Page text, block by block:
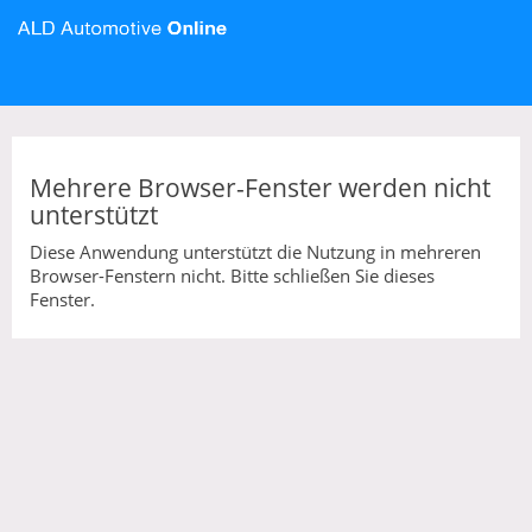
Mehrere Browser-Fenster werden nicht
unterstützt
Diese Anwendung unterstützt die Nutzung in mehreren
Browser-Fenstern nicht. Bitte schließen Sie dieses
Fenster.